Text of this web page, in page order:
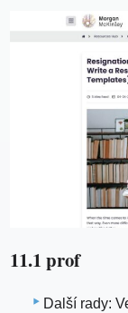
11.1 prof
Další rady: